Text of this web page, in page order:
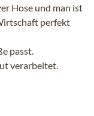
Hose und man ist
perfekt
passt.
verarbeitet.